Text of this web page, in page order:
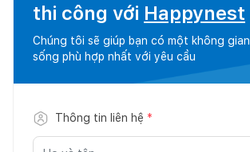
thi công với Happynest
Chúng tôi sẽ giúp bạn có một không gian
sống phù hợp nhất với yêu cầu
Thông tin liên hệ *